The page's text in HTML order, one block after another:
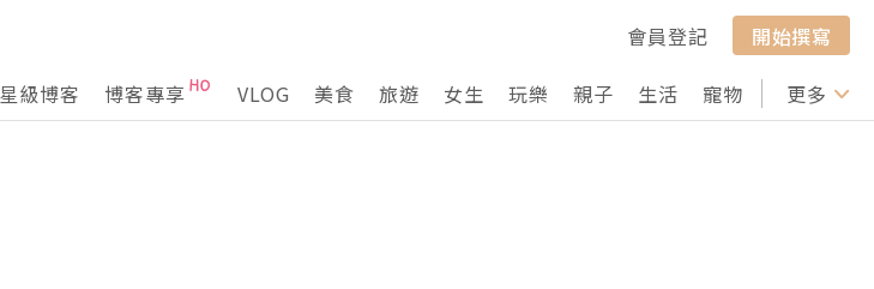
會員登記
開始撰寫
星級博客 博客專享 VLOG 美食 旅遊 女生 玩樂 親子 生活 寵物 行山 打卡
更多